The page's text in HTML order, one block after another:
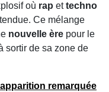
où rap ettechno
Ce mélange
nouvelle ère pour le
sortir de sa zone de
apparition remarquée